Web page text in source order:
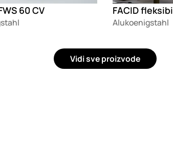
60 CV FACID
Alukoenigstahl
Vidi sve proizvode